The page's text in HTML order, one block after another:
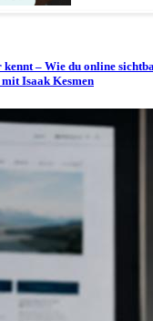
kennt – Wie du online
Isaak Kesmen